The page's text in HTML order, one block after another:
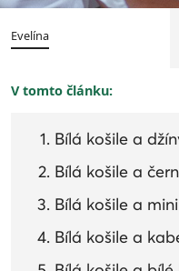
Evelína
V tomto článku:
Bílá košile a
Bílá košile a
Bílá košile a
Bílá košile a